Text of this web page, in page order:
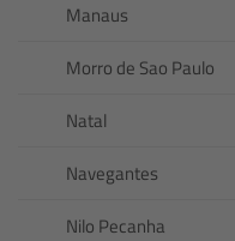
Manaus
Morro de Sao Paulo
Natal
Navegantes
Nilo Pecanha